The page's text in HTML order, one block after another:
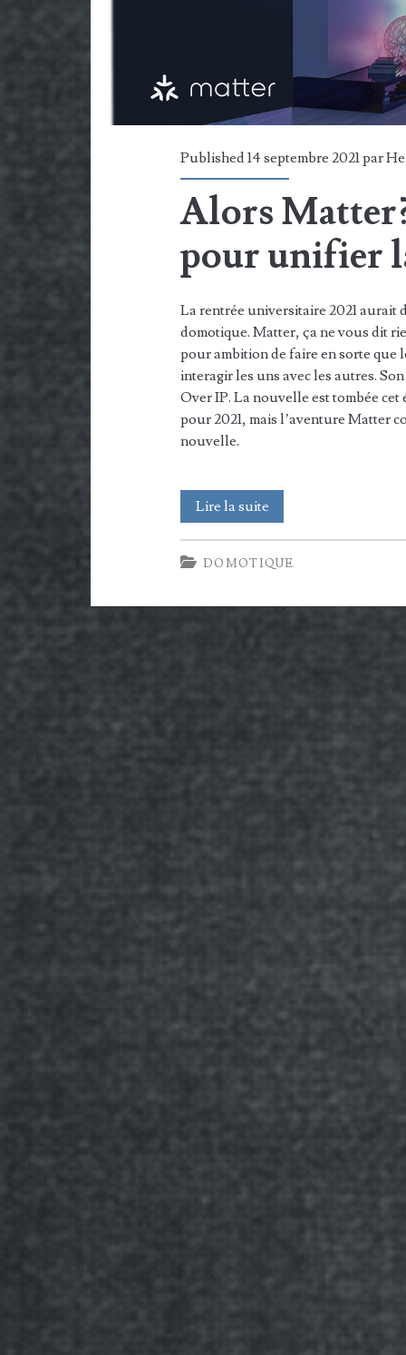
Published 14 septembre 2021 par
Alors
pour unifier
La rentrée universitaire 2021 aurait
domotique. Matter, ça ne vous dit
pour ambition de faire en sorte que
interagir les uns avec les autres.
Over IP. La nouvelle est tombée cet
pour 2021, mais l’aventure Matter
nouvelle.
Lire la suiteAlors
Matter?
Toujours
pas
DOMOTIQUE